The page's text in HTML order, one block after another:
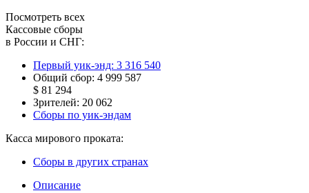
Посмотреть всех
Кассовые сборы
в России и СНГ:
Первый уик-энд: 3 316 540
Общий сбор: 4 999 587
$ 81 294
Зрителей: 20 062
Сборы по уик-эндам
Касса мирового проката:
Сборы в других странах
Описание